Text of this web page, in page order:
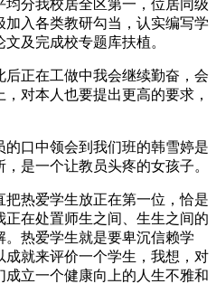
分我校居全区第一，位居同级
入各类教研勾当，认实编写学
及完成校专题库扶植。
正在工做中我会继续勤奋，会
对本人也要提出更高的要求，
口中领会到我们班的韩雪婷是
是一个让教员头疼的女孩子。
热爱学生放正在第一位，恰是
在处置师生之间、生生之间的
热爱学生就是要卑沉信赖学
就来评价一个学生，我想，对
立一个健康向上的人生不雅和